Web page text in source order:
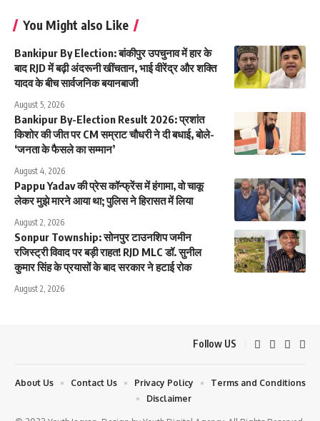
You Might also Like
Bankipur By Election: बांकीपुर उपचुनाव में हार के
बाद RJD में बढ़ी अंदरूनी खींचतान, भाई वीरेंद्र और शक्ति
यादव के बीच सार्वजनिक बयानबाजी
August 5, 2026
Bankipur By-Election Result 2026: प्रशांत
किशोर की जीत पर CM सम्राट चौधरी ने दी बधाई, बोले-
‘जनता के फैसले का सम्मान’
August 4, 2026
Pappu Yadav की प्रेस कॉन्फ्रेंस में हंगामा, वो चाकू
लेकर मुझे मारने आया था; पुलिस ने हिरासत में लिया
August 2, 2026
Sonpur Township: सोनपुर टाउनशिप जमीन
रजिस्ट्री विवाद पर बड़ी राहत! RJD MLC डॉ. सुनील
कुमार सिंह के प्रयासों के बाद सरकार ने हटाई रोक
August 2, 2026
Follow US
About Us Contact Us Privacy Policy
Terms and Conditions
Disclaimer